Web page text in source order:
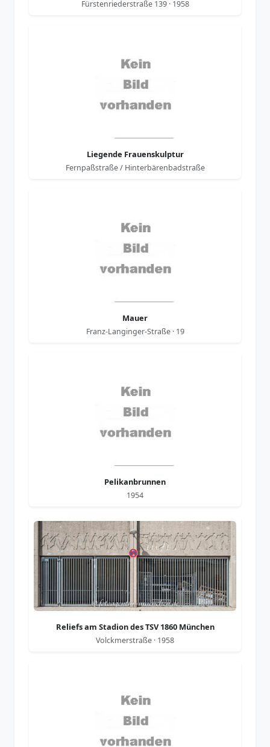
Fürstenriederstraße 139 · 1958
Liegende Frauenskulptur
Fernpaßstraße / Hinterbärenbadstraße
Mauer
Franz-Langinger-Straße · 19
Pelikanbrunnen
1954
Reliefs am Stadion des TSV 1860 München
Volckmerstraße · 1958